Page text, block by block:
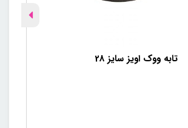
تابه ووک اویز سایز 28